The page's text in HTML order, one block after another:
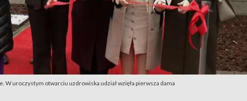
W uroczystym otwarciu uzdrowiska udział wzięła pierwsza dama